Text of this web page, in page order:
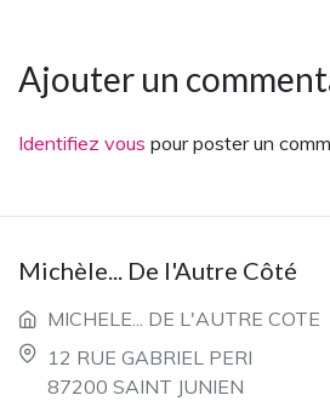
Ajouter un
Identifiez vous pour poster un
Michèle... De l'Autre Côté
MICHELE... DE L'AUTRE COTE
12 RUE GABRIEL PERI
87200 SAINT JUNIEN